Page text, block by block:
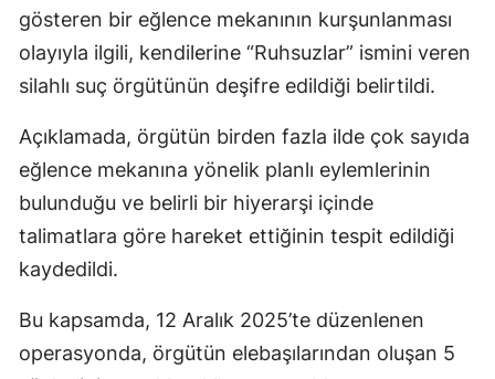
gösteren bir eğlence mekanının kurşunlanması
olayıyla ilgili, kendilerine “Ruhsuzlar” ismini veren
silahlı suç örgütünün deşifre edildiği belirtildi.
Açıklamada, örgütün birden fazla ilde çok sayıda
eğlence mekanına yönelik planlı eylemlerinin
bulunduğu ve belirli bir hiyerarşi içinde
talimatlara göre hareket ettiğinin tespit edildiği
kaydedildi.
Bu kapsamda, 12 Aralık 2025’te düzenlenen
operasyonda, örgütün elebaşılarından oluşan 5